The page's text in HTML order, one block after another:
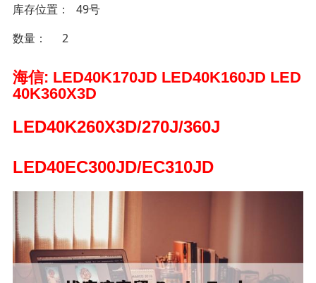
库存位置
49号
数量
2
海信: LED40K170JD LED40K160JD LED
40K360X3D
LED40K260X3D/270J/360J
LED40EC300JD/EC310JD